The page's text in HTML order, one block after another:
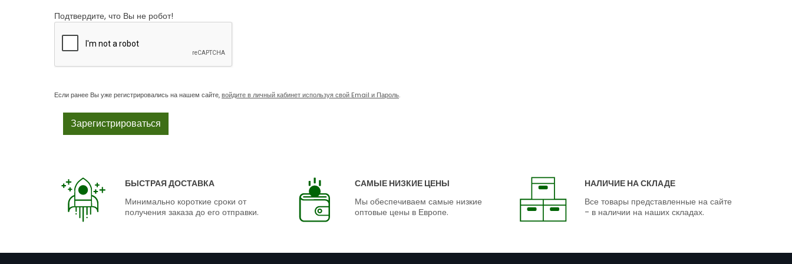
Подтвердите, что Вы не робот!
Если ранее Вы уже регистрировались на нашем сайте,войдите в личный кабинет используя свой Email и Пароль.
БЫСТРАЯ ДОСТАВКА
Минимально короткие сроки от
получения заказа до его отправки.
САМЫЕ НИЗКИЕ ЦЕНЫ
Мы обеспечиваем самые низкие
оптовые цены в Европе.
НАЛИЧИЕ НА СКЛАДЕ
Все товары представленные на сайте
- в наличии на наших складах.